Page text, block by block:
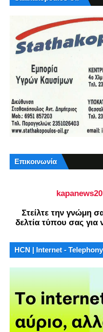
Επικοινωνία
Στείλτε την γνώμη
δελτία τύπου σας
HCN | Internet - Telephony